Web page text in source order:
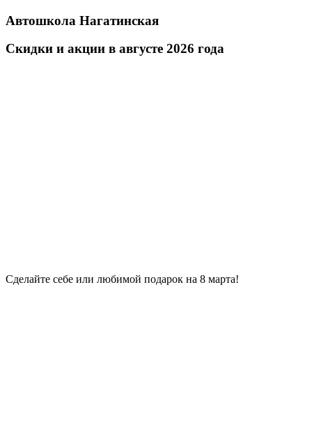
Автошкола Нагатинская
Скидки и акции в августе 2026 года
Сделайте себе или любимой подарок на 8 марта!